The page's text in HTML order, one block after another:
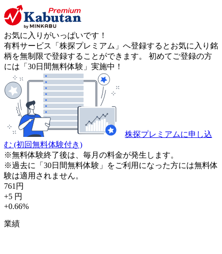
お気に入りがいっぱいです！
有料サービス「株探プレミアム」へ登録するとお気に入り銘
柄を無制限で登録することができます。 初めてご登録の方
には「30日間無料体験」実施中！
株探プレミアムに申し込
む (初回無料体験付き)
※無料体験終了後は、毎月の料金が発生します。
※過去に「30日間無料体験」をご利用になった方には無料体
験は適用されません。
761 円
+5 円
+0.66%
業績